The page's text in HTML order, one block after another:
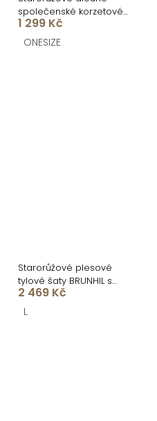
společenské korzetové
šaty KARLOT
1 299 Kč
ONESIZE
Starorůžové plesové
tylové šaty BRUNHIL s
volánky
2 469 Kč
L